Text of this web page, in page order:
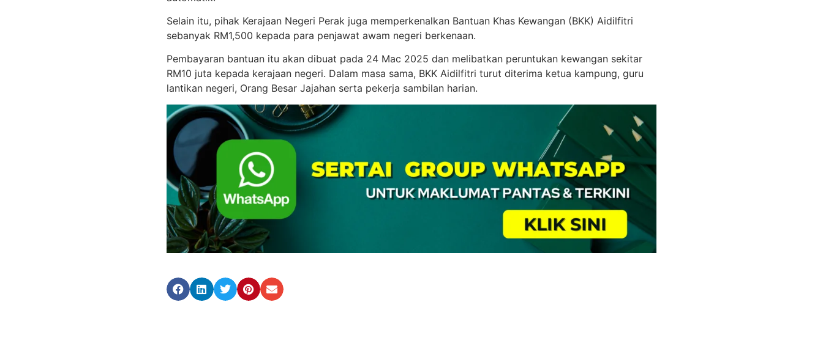
Selain itu, pihak Kerajaan Negeri Perak juga memperkenalkan Bantuan Khas Kewangan (BKK) Aidilfitri
sebanyak RM1,500 kepada para penjawat awam negeri berkenaan.
Pembayaran bantuan itu akan dibuat pada 24 Mac 2025 dan melibatkan peruntukan kewangan sekitar
RM10 juta kepada kerajaan negeri. Dalam masa sama, BKK Aidilfitri turut diterima ketua kampung, guru
lantikan negeri, Orang Besar Jajahan serta pekerja sambilan harian.